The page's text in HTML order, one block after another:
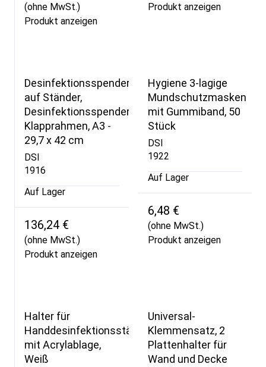
(ohne MwSt.)
Produkt anzeigen
Produkt anzeigen
Desinfektionsspender
auf Ständer,
Desinfektionsspender,
Klapprahmen, A3 -
29,7 x 42 cm
DSI
1916
Auf Lager
136,24 €
(ohne MwSt.)
Produkt anzeigen
Hygiene 3-lagige
Mundschutzmasken
mit Gummiband, 50
Stück
DSI
1922
Auf Lager
6,48 €
(ohne MwSt.)
Produkt anzeigen
Halter für
Handdesinfektionsständer
mit Acrylablage,
Weiß
Universal-
Klemmensatz, 2
Plattenhalter für
Wand und Decke